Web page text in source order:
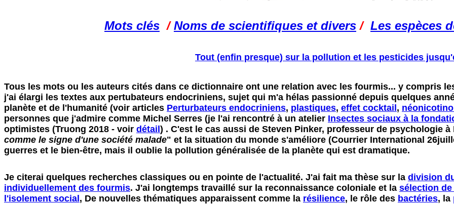
Mots clés /Noms de scientifiques et divers / Les espèces
Tout (enfin presque) sur la pollution et les pesticides
Tous les mots ou les auteurs cités dans ce dictionnaire ont une relation avec les fourmis... y compris
j'ai élargi les textes aux pertubateurs endocriniens, sujet qui m'a hélas passionné depuis quelques
planète et de l'humanité (voir articles Perturbateurs endocriniens, plastiques, effet cocktail ,
personnes que j'admire comme Michel Serres (je l'ai rencontré à un atelier Insectes sociaux à la
optimistes (Truong 2018 - voir détail ) . C'est le cas aussi de Steven Pinker, professeur de psychologie
comme le signe d'une société malade" et la situation du monde s'améliore (Courrier International
guerres et le bien-être, mais il oublie la pollution généralisée de la planète qui est dramatique.
Je citerai quelques recherches classiques ou en pointe de l'actualité. J'ai fait ma thèse sur la division
individuellement des fourmis. J'ai longtemps travaillé sur la reconnaissance coloniale et la sélection
l'isolement social , De nouvelles thématiques apparaissent comme la résilience, le rôle des bactéries, la